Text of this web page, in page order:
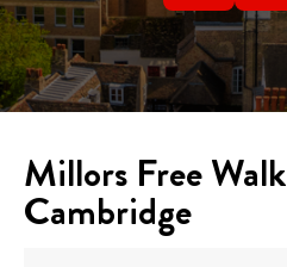
Millors Free
Cambridge